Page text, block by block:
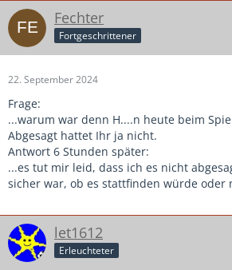
Fechter
Fortgeschrittener
22. September 2024
Frage:
...warum war denn H....n heute beim
Abgesagt hattet Ihr ja nicht.
Antwort 6 Stunden später:
...es tut mir leid, dass ich es nicht
sicher war, ob es stattfinden würde oder
let1612
Erleuchteter